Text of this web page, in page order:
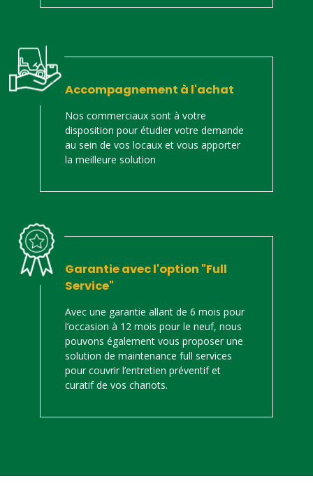
Accompagnement à l'achat
Nos commerciaux sont à votre
disposition pour étudier votre demande
au sein de vos locaux et vous apporter
la meilleure solution
Garantie avec l'option "Full
Service"
Avec une garantie allant de 6 mois pour
l’occasion à 12 mois pour le neuf, nous
pouvons également vous proposer une
solution de maintenance full services
pour couvrir l’entretien préventif et
curatif de vos chariots.